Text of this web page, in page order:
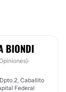
BIONDI
·
Caballito
Federal